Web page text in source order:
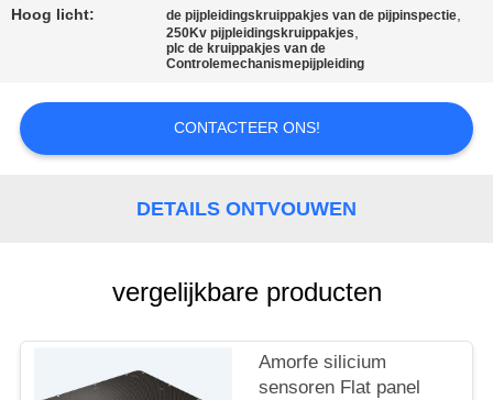
PRIVACY
POLICY
Hoog licht: de pijpleidingskruippakjes van de pijpinspectie,
250Kv pijpleidingskruippakjes,
plc de kruippakjes van de
Controlemechanismepijpleiding
CONTACTEER ONS!
DETAILS ONTVOUWEN
vergelijkbare producten
Amorfe silicium
sensoren Flat panel